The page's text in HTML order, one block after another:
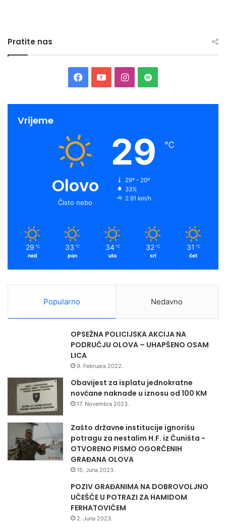
Pratite nas
Facebook
YouTubeInstagram
Spotify
Vrijeme
Olovo
Čisto nebo
29 ℃
29º - 20º
33%
2.91 km/h
29 ℃
ned
33 ℃
pon
34 ℃
uto
32 ℃
sri
31 ℃
čet
Popularno Nedavno
OPSEŽNA POLICIJSKA AKCIJA NA
PODRUČJU OLOVA – UHAPŠENO OSAM
LICA
9. Februara 2022.
Obavijest za isplatu jednokratne
novčane naknade u iznosu od 100 KM
17. Novembra 2023.
Zašto državne institucije ignorišu
potragu za nestalim H.F. iz Čuništa -
OTVORENO PISMO OGORČENIH
GRAĐANA OLOVA
15. Juna 2023.
POZIV GRAĐANIMA NA DOBROVOLJNO
UČEŠĆE U POTRAZI ZA HAMIDOM
FERHATOVIĆEM
2. Juna 2023.